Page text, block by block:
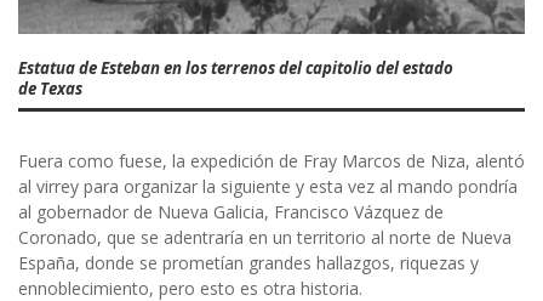
Estatua de Esteban en los terrenos del capitolio del estado
de Texas
Fuera como fuese, la expedición de Fray Marcos de Niza, alentó
al virrey para organizar la siguiente y esta vez al mando pondría
al gobernador de Nueva Galicia, Francisco Vázquez de
Coronado, que se adentraría en un territorio al norte de Nueva
España, donde se prometían grandes hallazgos, riquezas y
ennoblecimiento, pero esto es otra historia.